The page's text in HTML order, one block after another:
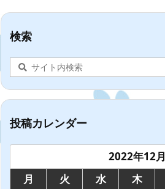
検索
投稿カレンダー
2022年12月
月
火 水 木